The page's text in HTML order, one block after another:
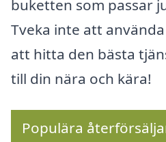
buketten som passar
Tveka inte att
att hitta den bästa
till din nära och kära!
Populära